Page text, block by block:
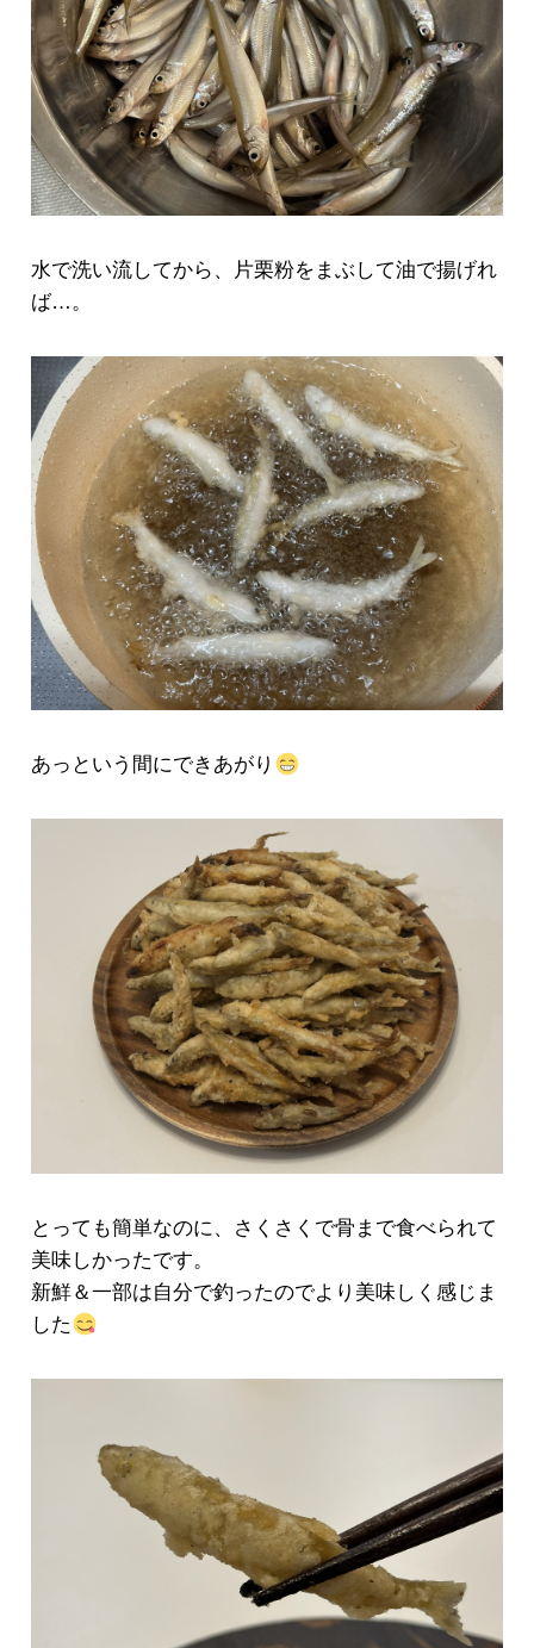
水で洗い流してから、片栗粉をまぶして油で揚げれ
ば…。
あっという間にできあがり
とっても簡単なのに、さくさくで骨まで食べられて
美味しかったです。
新鮮＆一部は自分で釣ったのでより美味しく感じま
した